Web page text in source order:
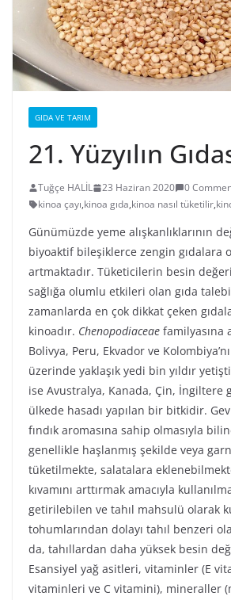
GIDA VE TARIM
21. Yüzyılın
Tuğçe HALİL 23 Haziran 2020
0
kinoa çayı,kinoa gıda,kinoa nasıl tüketilir,
Günümüzde yeme alışkanlıklarının
biyoaktif bileşiklerce zengin gıdalara
artmaktadır. Tüketicilerin besin
sağlığa olumlu etkileri olan gıda
zamanlarda en çok dikkat çeken
kinoadır. Chenopodiaceae familyasına
Bolivya, Peru, Ekvador ve
üzerinde yaklaşık yedi bin yıldır
ise Avustralya, Kanada, Çin, İngiltere
ülkede hasadı yapılan bir bitkidir.
fındık aromasına sahip olmasıyla
genellikle haşlanmış şekilde veya
tüketilmekte, salatalara
kıvamını arttırmak amacıyla
getirilebilen ve tahıl mahsulü olarak
tohumlarından dolayı tahıl benzeri
da, tahıllardan daha yüksek besin
Esansiyel yağ asitleri, vitaminler (E
vitaminleri ve C vitamini), mineraller